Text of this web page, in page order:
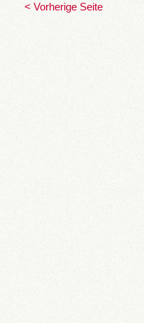
< Vorherige Seite